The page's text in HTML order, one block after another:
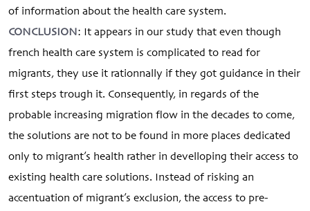
of information about the health care system.
CONCLUSION: It appears in our study that even though
french health care system is complicated to read for
migrants, they use it rationnally if they got guidance in their
first steps trough it. Consequently, in regards of the
probable increasing migration flow in the decades to come,
the solutions are not to be found in more places dedicated
only to migrant’s health rather in develloping their access to
existing health care solutions. Instead of risking an
accentuation of migrant’s exclusion, the access to pre-